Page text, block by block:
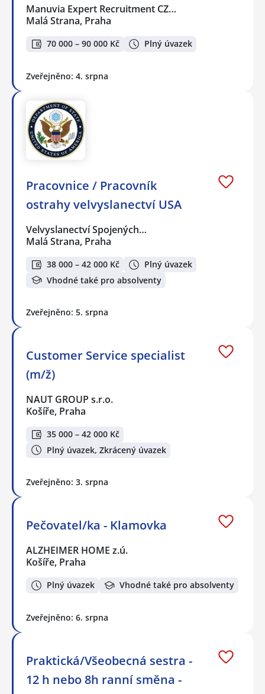
Manuvia Expert Recruitment CZ…
Malá Strana, Praha
70 000 – 90 000 Kč Plný úvazek
Zveřejněno: 4. srpna
Pracovnice / Pracovník
ostrahy velvyslanectví USA
Velvyslanectví Spojených…
Malá Strana, Praha
38 000 – 42 000 Kč
Plný úvazek
Vhodné také pro absolventy
Zveřejněno: 5. srpna
Customer Service specialist
(m/ž)
NAUT GROUP s.r.o.
Košíře, Praha
35 000 – 42 000 Kč
Plný úvazek, Zkrácený úvazek
Zveřejněno: 3. srpna
Pečovatel/ka - Klamovka
ALZHEIMER HOME z.ú.
Košíře, Praha
Plný úvazek Vhodné také pro absolventy
Zveřejněno: 6. srpna
Praktická/Všeobecná sestra -
12 h nebo 8h ranní směna -